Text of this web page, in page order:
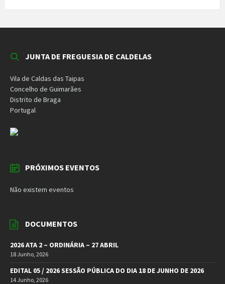
JUNTA DE FREGUESIA DE CALDELAS
Vila de Caldas das Taipas
Concelho de Guimarães
Distrito de Braga
Portugal
PRÓXIMOS EVENTOS
Não existem eventos
DOCUMENTOS
2026 ATA 2 – ORDINÁRIA – 27 ABRIL
18 Junho, 2026
EDITAL 05 / 2026 SESSÃO PÚBLICA DO DIA 18 DE JUNHO DE 2026
14 Junho, 2026